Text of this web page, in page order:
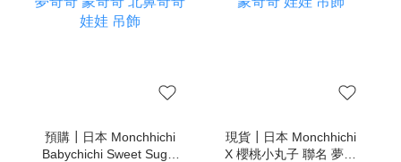
預購┃日本 Monchhichi
Babychichi Sweet Sugar
現貨┃日本 Monchhichi
X 櫻桃小丸子 聯名 夢奇